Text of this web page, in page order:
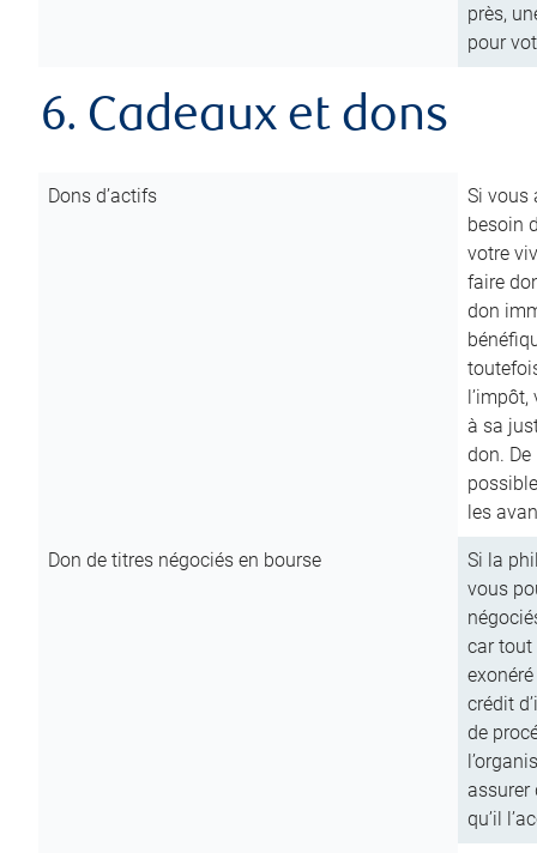
près,
pour
6. Cadeaux et dons
Dons d’actifs
Si vous
besoin
votre
faire
don
à sa
don.
les
Don de titres négociés en bourse
Si la
vous
car tout
crédit
de
assurer
qu’il